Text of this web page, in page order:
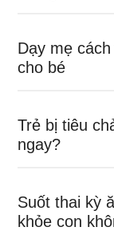
Dạy mẹ
cho bé
Trẻ bị tiêu
ngay?
Suốt thai kỳ
khỏe con